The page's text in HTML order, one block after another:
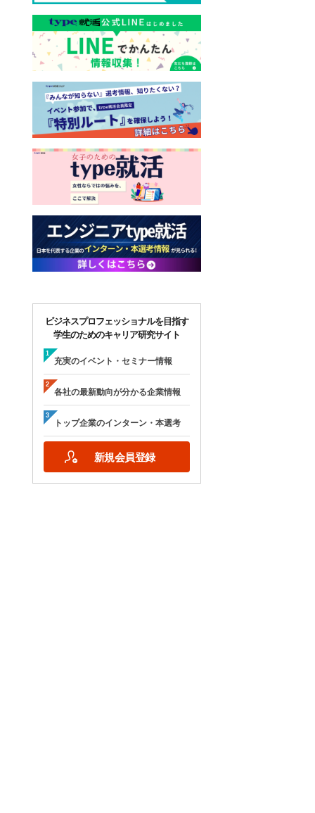
ビジネスプロフェッショナルを目指す
学生のためのキャリア研究サイト
充実のイベント・セミナー情報
各社の最新動向が分かる企業情報
トップ企業のインターン・本選考
新規会員登録